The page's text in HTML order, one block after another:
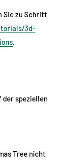
Sie zu Schritt
3d-
.
der speziellen
Tree nicht